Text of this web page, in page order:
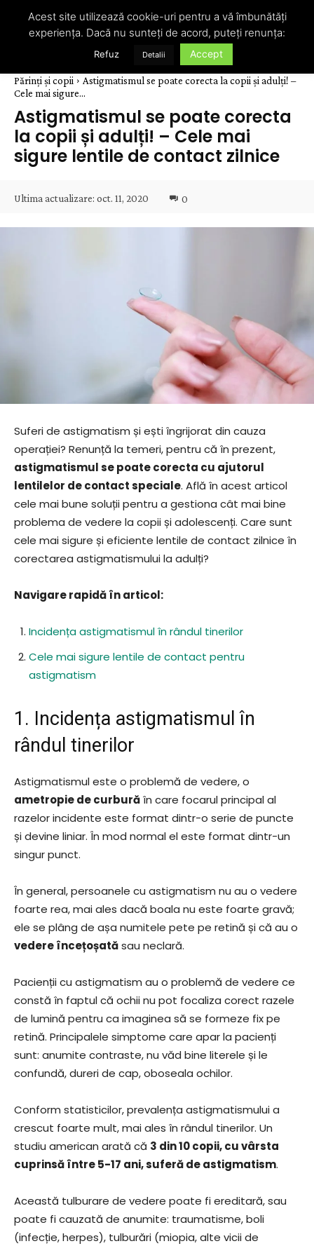
Părinți și copii
Astigmatismul se poate corecta la copii și adulți! –
Cele mai sigure...
Astigmatismul se poate corecta
la copii și adulți! – Cele mai
sigure lentile de contact zilnice
Ultima actualizare: oct. 11, 2020 0
Suferi de astigmatism și ești îngrijorat din cauza
operației? Renunță la temeri, pentru că în prezent,
astigmatismul se poate corecta cu ajutorul
lentilelor de contact speciale. Află în acest articol
cele mai bune soluții pentru a gestiona cât mai bine
problema de vedere la copii și adolescenți. Care sunt
cele mai sigure și eficiente lentile de contact zilnice în
corectarea astigmatismului la adulți?
Navigare rapidă în articol:
Incidența astigmatismul în rândul tinerilor
Cele mai sigure lentile de contact pentru
astigmatism
1. Incidența astigmatismul în
rândul tinerilor
Astigmatismul este o problemă de vedere, o
ametropie de curburăîn care focarul principal al
razelor incidente este format dintr-o serie de puncte
și devine liniar. În mod normal el este format dintr-un
singur punct.
În general, persoanele cu astigmatism nu au o vedere
foarte rea, mai ales dacă boala nu este foarte gravă;
ele se plâng de așa numitele pete pe retină și că au o
vedere încețoșatăsau neclară.
Pacienții cu astigmatism au o problemă de vedere ce
constă în faptul că ochii nu pot focaliza corect razele
de lumină pentru ca imaginea să se formeze fix pe
retină. Principalele simptome care apar la pacienți
sunt: anumite contraste, nu văd bine literele și le
confundă, dureri de cap, oboseala ochilor.
Conform statisticilor, prevalența astigmatismului a
crescut foarte mult, mai ales în rândul tinerilor. Un
studiu american arată că 3 din 10 copii, cu vârsta
cuprinsă între 5-17 ani, suferă de astigmatism.
Această tulburare de vedere poate fi ereditară, sau
poate fi cauzată de anumite: traumatisme, boli
(infecție, herpes), tulburări (miopia, alte vicii de
Acest site utilizează cookie-uri pentru a vă îmbunătăți
experiența. Dacă nu sunteți de acord, puteți renunța:
Refuz Detalii Accept